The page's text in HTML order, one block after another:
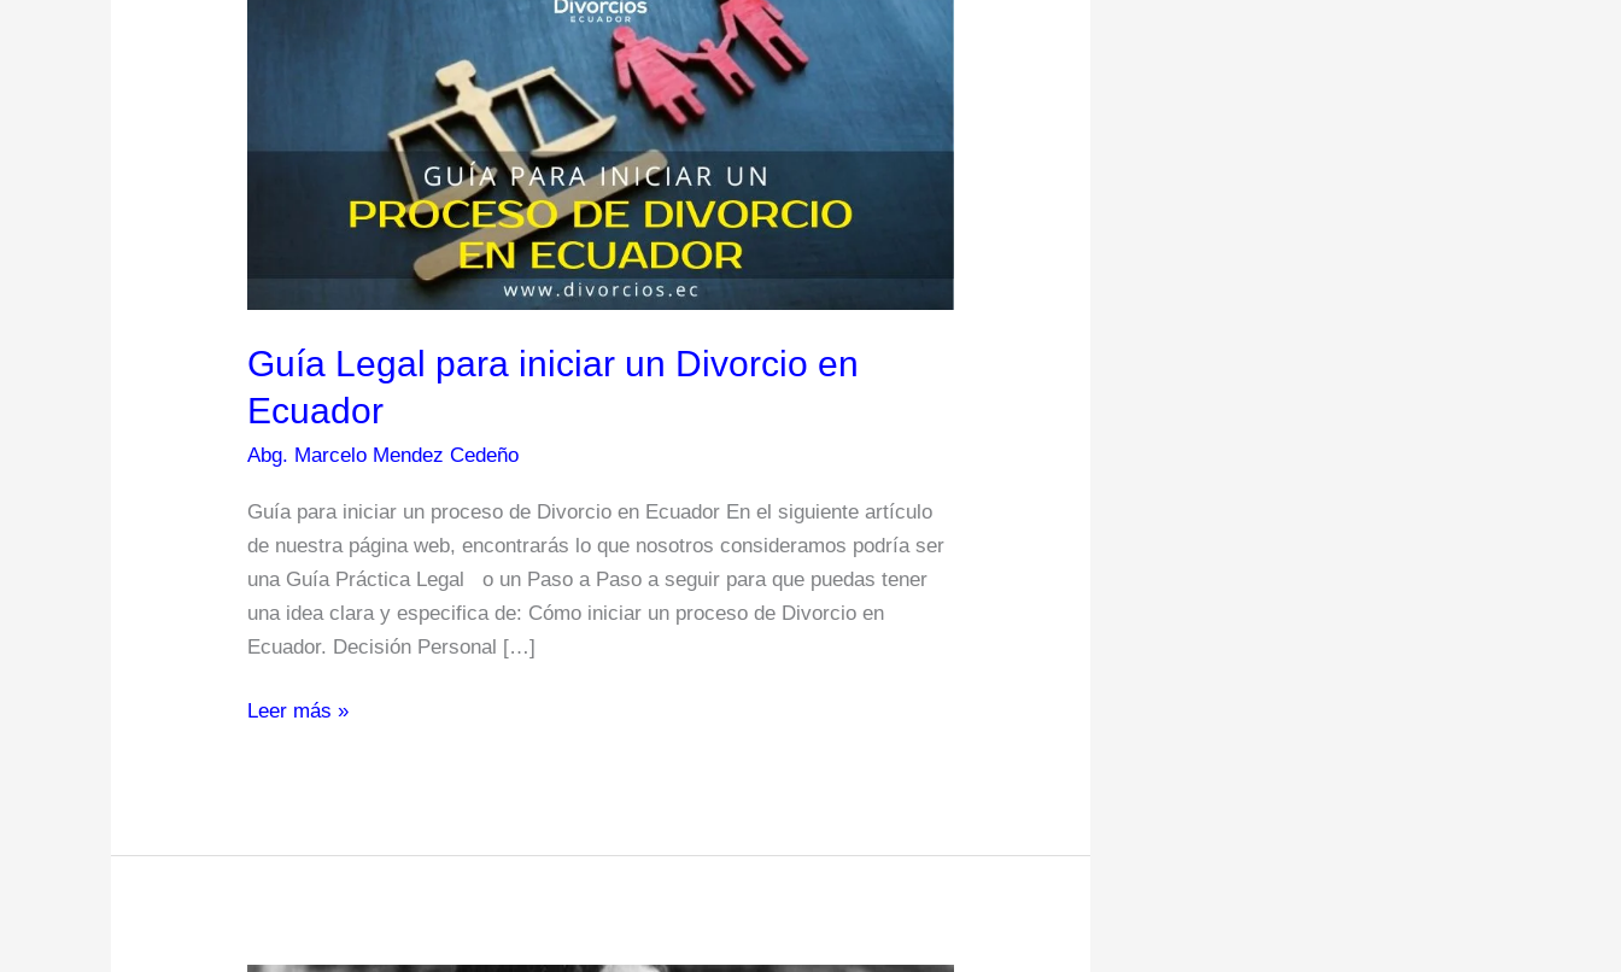
Guía Legal para iniciar un Divorcio en
Ecuador
Abg. Marcelo Mendez Cedeño
Guía para iniciar un proceso de Divorcio en Ecuador En el siguiente artículo
de nuestra página web, encontrarás lo que nosotros consideramos podría ser
una Guía Práctica Legal o un Paso a Paso a seguir para que puedas tener
una idea clara y especifica de: Cómo iniciar un proceso de Divorcio en
Ecuador. Decisión Personal […]
Leer más »